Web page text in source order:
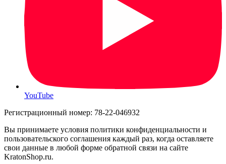
YouTube
Регистрационный номер: 78-22-046932
Вы принимаете условия политики конфиденциальности и
пользовательского соглашения каждый раз, когда оставляете
свои данные в любой форме обратной связи на сайте
KratonShop.ru.